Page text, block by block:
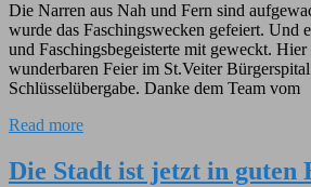
Die Narren aus Nah und Fern sind
wurde das Faschingswecken gefeiert. Und
und Faschingsbegeisterte mit geweckt.
wunderbaren Feier im St.Veiter
Schlüsselübergabe. Danke dem Team vom
Read more
Die Stadt ist jetzt in guten